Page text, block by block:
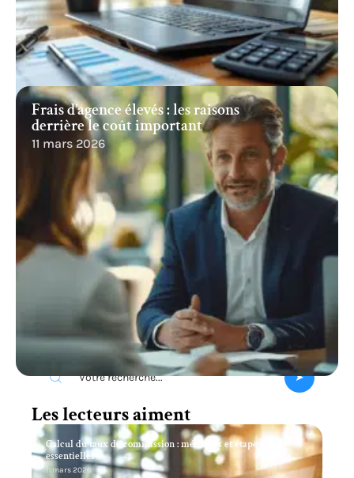
Frais d’agence élevés : les raisons
derrière le coût important
11 mars 2026
Recherche
Les lecteurs aiment
Calcul du taux de commission : méthodes et étapes
essentielles
11 mars 2026